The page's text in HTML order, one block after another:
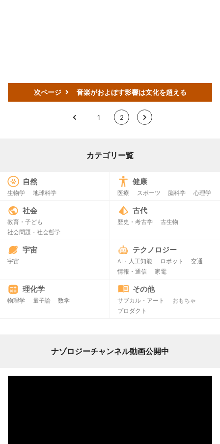
次ページ 音楽がおよぼす影響は文化を超える
< 1 2 >
カテゴリー覧
自然
生物学 地球科学
健康
医療 スポーツ 脳科学 心理学
社会
教育・子ども
社会問題・社会哲学
古代
歴史・考古学 古生物
宇宙
宇宙
テクノロジー
AI・人工知能 ロボット
交通
情報・通信
家電
理化学
物理学 量子論 数学
その他
サブカル・アート
おもちゃ
プロダクト
ナゾロジーチャンネル動画公開中